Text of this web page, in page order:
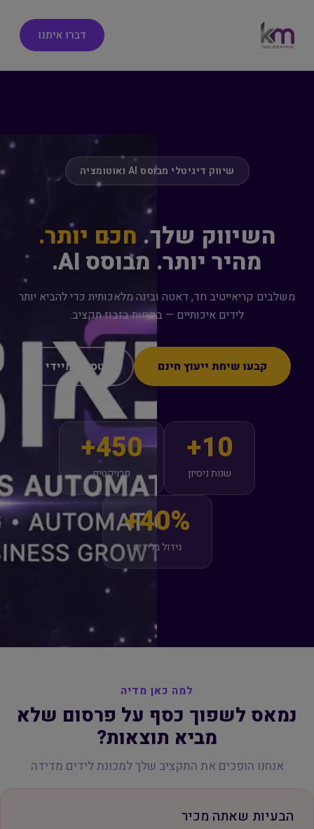
דברו איתנו
שיווק דיגיטלי מבוסס AI ואוטומציה
השיווק שלך. חכם יותר.
מהיר יותר. מבוסס AI.
משלבים קריאייטיב חד, דאטה ובינה מלאכותית כדי להביא יותר
לידים איכותיים — בפחות בזבוז תקציב.
קבעו שיחת ייעוץ חינם ווטסאפ מיידי
10+
שנות ניסיון
450+
פרויקטים
40%+
גידול בלידים
למה כאן מדיה
נמאס לשפוך כסף על פרסום שלא
מביא תוצאות?
אנחנו הופכים את התקציב שלך למכונת לידים מדידה
הבעיות שאתה מכיר